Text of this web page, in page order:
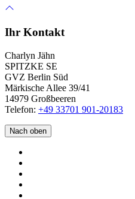
Ihr Kontakt
Charlyn Jähn
SPITZKE SE
GVZ Berlin Süd
Märkische Allee 39/41
14979 Großbeeren
Telefon: +49 33701 901-20183
Nach oben